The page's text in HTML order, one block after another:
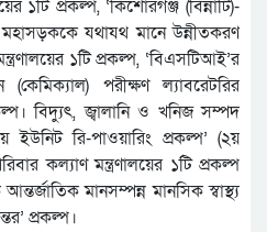
১টি প্রকল্প, ‘কিশোরগঞ্জ (বিন্নাটি)-
মহাসড়ককে যথাযথ মানে উন্নীতকরণ
১টি প্রকল্প, ‘বিএসটিআই’র
পরীক্ষণ ল্যাবরেটরির
বিদ্যুৎ, জ্বালানি ও খনিজ সম্পদ
ইউনিট রি-পাওয়ারিং প্রকল্প’ (২য়
কল্যাণ মন্ত্রণালয়ের ১টি প্রকল্প
মানসম্পন্ন মানসিক স্বাস্থ্য
প্রকল্প।